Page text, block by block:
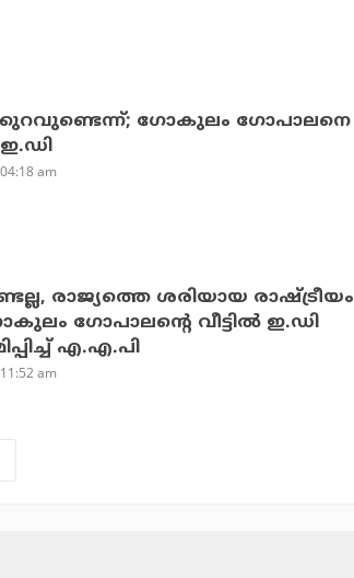
ഗോകുലം ഗോപാലനെ
am
രാജ്യത്തെ ശരിയായ രാഷ്ട്രീയം
ഗോപാലന്റെ വീട്ടില്‍ ഇ.ഡി
എ.എ.പി
am